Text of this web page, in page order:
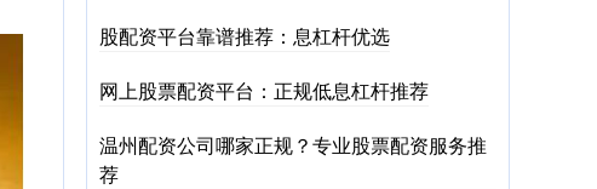
股配资平台靠谱推荐：息杠杆优选
网上股票配资平台：正规低息杠杆推荐
温州配资公司哪家正规？专业股票配资服务推
荐